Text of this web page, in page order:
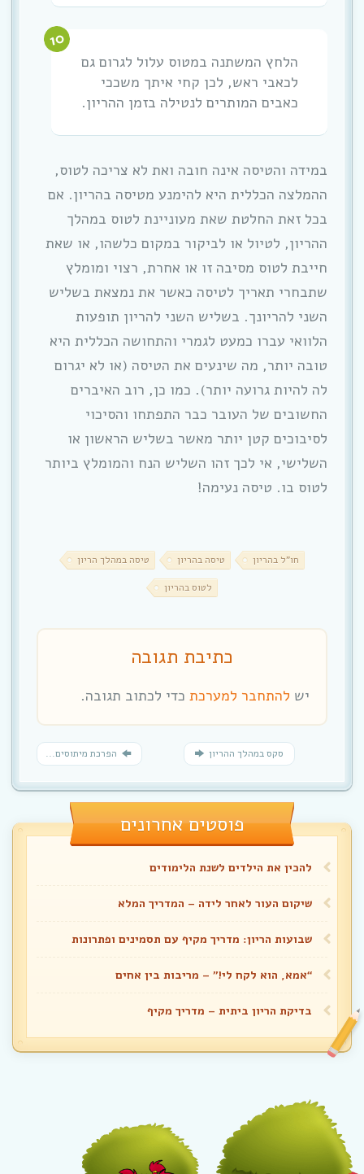
הלחץ המשתנה במטוס עלול לגרום גם
לכאבי ראש, לכן קחי איתך משככי
כאבים המותרים לנטילה בזמן ההריון.
במידה והטיסה אינה חובה ואת לא צריכה לטוס,
ההמלצה הכללית היא להימנע מטיסה בהריון. אם
בכל זאת החלטת שאת מעוניינת לטוס במהלך
ההריון, לטיול או לביקור במקום כלשהו, או שאת
חייבת לטוס מסיבה זו או אחרת, רצוי ומומלץ
שתבחרי תאריך לטיסה כאשר את נמצאת בשליש
השני להריונך. בשליש השני להריון תופעות
הלוואי עברו כמעט לגמרי והתחושה הכללית היא
טובה יותר, מה שינעים את הטיסה (או לא יגרום
לה להיות גרועה יותר). כמו כן, רוב האיברים
החשובים של העובר כבר התפתחו והסיכוי
לסיבוכים קטן יותר מאשר בשליש הראשון או
השלישי, אי לכך זהו השליש הנח והמומלץ ביותר
לטוס בו. טיסה נעימה!
חו"ל בהריון טיסה בהריון טיסה במהלך הריון
לטוס בהריון
כתיבת תגובה
יש להתחבר למערכת כדי לכתוב תגובה.
הפרכת מיתוסים... סקס במהלך ההריון
פוסטים אחרונים
להכין את הילדים לשנת הלימודים
שיקום העור לאחר לידה – המדריך המלא
שבועות הריון: מדריך מקיף עם תסמינים ופתרונות
“אמא, הוא לקח לי!” – מריבות בין אחים
בדיקת הריון ביתית – מדריך מקיף